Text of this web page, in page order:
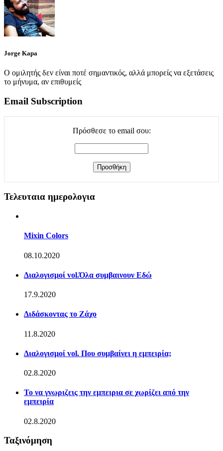
Jorge Kapa
Ο ομιλητής δεν είναι ποτέ σημαντικός, αλλά μπορείς να εξετάσεις
το μήνυμα, αν επιθυμείς
Email Subscription
Πρόσθεσε το email σου:
Τελευταια ημερολογια
Mixin Colors
08.10.2020
Διαλογισμοί vol.Όλα συμβαινουν Εδώ
17.9.2020
Διδάσκοντας το Ζάχο
11.8.2020
Διαλογισμοί vol. Που συμβαίνει η εμπειρία;
02.8.2020
Το να γνωριζεις την εμπειρια σε χωρίζει από την
εμπειρία
02.8.2020
Ταξινόμηση